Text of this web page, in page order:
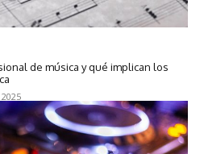
de música y qué implican los